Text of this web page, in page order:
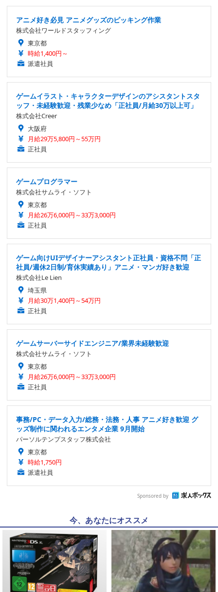
アニメ好き必見 アニメグッズのピッキング作業
株式会社ワールドスタッフィング
東京都
時給1,400円～
派遣社員
ゲームイラスト・キャラクターデザインのアシスタントスタ
ッフ・未経験歓迎・残業少なめ「正社員/月給30万以上可」
株式会社Creer
大阪府
月給29万5,800円～55万円
正社員
ゲームプログラマー
株式会社サムライ・ソフト
東京都
月給26万6,000円～33万3,000円
正社員
ゲーム向けUIデザイナーアシスタント正社員・資格不問「正
社員/週休2日制/育休実績あり」アニメ・マンガ好き歓迎
株式会社Le Lien
埼玉県
月給30万1,400円～54万円
正社員
ゲームサーバーサイドエンジニア/業界未経験歓迎
株式会社サムライ・ソフト
東京都
月給26万6,000円～33万3,000円
正社員
事務/PC・データ入力/総務・法務・人事 アニメ好き歓迎 グ
ッズ制作に関われるエンタメ企業 9月開始
パーソルテンプスタッフ株式会社
東京都
時給1,750円
派遣社員
Sponsored by
今、あなたにオススメ